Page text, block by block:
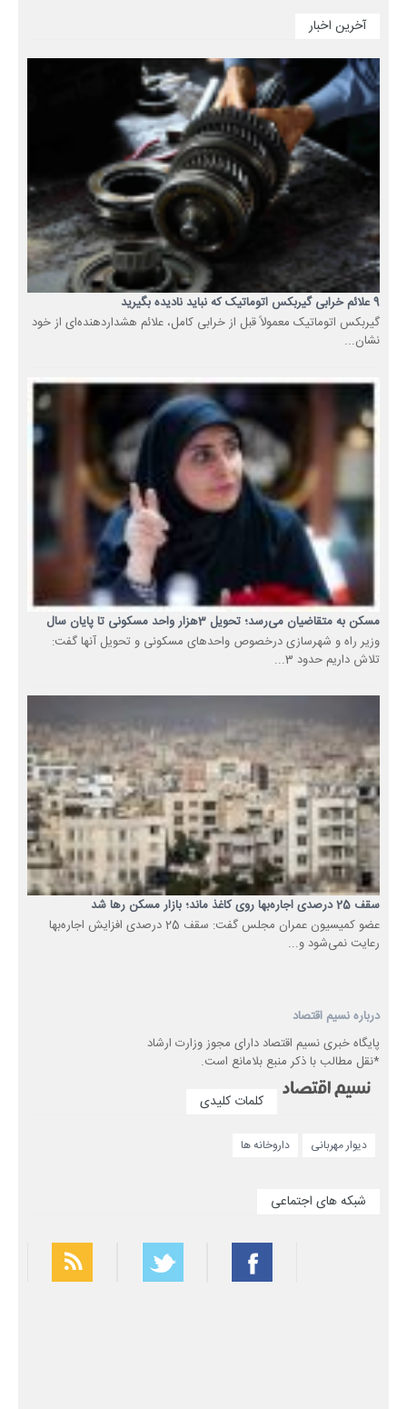
آخرین اخبار
9 علائم خرابی گیربکس اتوماتیک که نباید نادیده بگیرید
گیربکس اتوماتیک معمولاً قبل از خرابی کامل، علائم هشداردهنده‌ای از خود
نشان...
مسکن به متقاضیان می‌رسد؛ تحویل 3هزار واحد مسکونی تا پایان سال
وزیر راه و شهرسازی درخصوص واحدهای مسکونی و تحویل آنها گفت:
تلاش داریم حدود 3...
سقف 25 درصدی اجاره‌بها روی کاغذ ماند؛ بازار مسکن رها شد
عضو کمیسیون عمران مجلس گفت: سقف 25 درصدی افزایش اجاره‌بها
رعایت نمی‌شود و...
درباره نسیم اقتصاد
پایگاه خبری نسیم اقتصاد دارای مجوز وزارت ارشاد
*نقل مطالب با ذکر منبع بلامانع است.
کلمات کلیدی
دیوار مهربانی داروخانه ها
شبکه های اجتماعی